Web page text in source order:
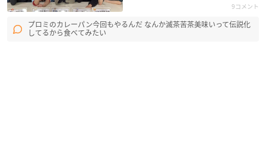
9コメント
プロミのカレーパン今回もやるんだ なんか滅茶苦茶美味いって伝説化
してるから食べてみたい